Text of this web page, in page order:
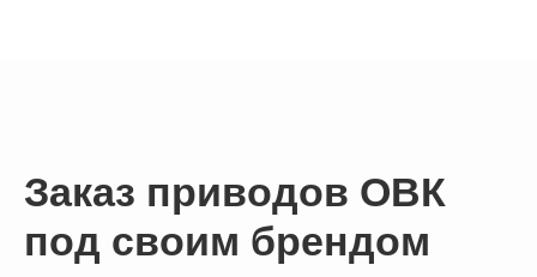
Заказ приводов ОВК
под своим брендом